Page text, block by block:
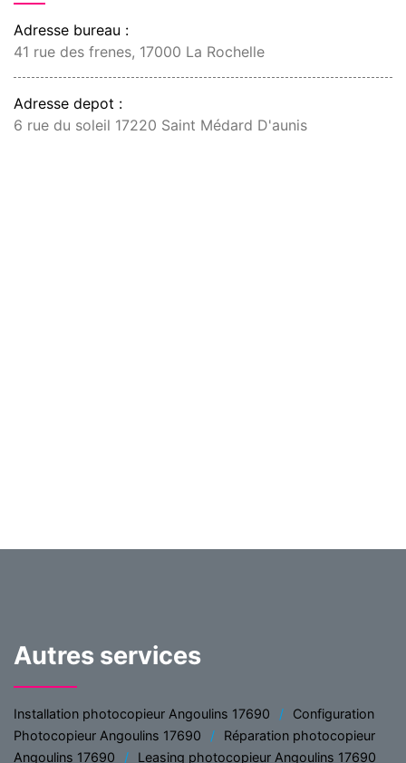
Adresse bureau :
41 rue des frenes, 17000 La Rochelle
Adresse depot :
6 rue du soleil 17220 Saint Médard D'aunis
Autres services
Installation photocopieur Angoulins 17690
Configuration
Photocopieur Angoulins 17690
Réparation photocopieur
Angoulins 17690
Leasing photocopieur Angoulins 17690